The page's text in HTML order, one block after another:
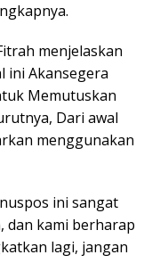
menjelaskan
ini Akansegera
Memutuskan
Dari awal
menggunakan
ini sangat
dan kami berharap
lagi, jangan